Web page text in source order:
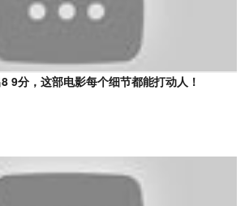
9分，这部电影每个细节都能打动人！